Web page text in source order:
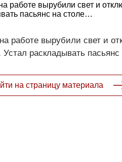
работе вырубили свет и
пасьянс на столе…
работе вырубили свет и
Устал расклады­вать
на страницу материала